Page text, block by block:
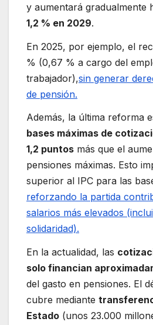
y aumentará gradualmente
1,2 % en 2029.
En 2025, por ejemplo, el
% (0,67 % a cargo del
trabajador),sin generar
de pensión.
Además, la última reforma
bases máximas de
1,2 puntos más que el
pensiones máximas. Esto
superior al IPC para las
reforzando la partida
salarios más elevados
solidaridad).
En la actualidad, las
solo financian
del gasto en pensiones. El
cubre mediante
Estado (unos 23.000